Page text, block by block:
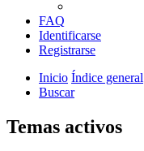
FAQ
Identificarse
Registrarse
Inicio Índice general
Buscar
Temas activos